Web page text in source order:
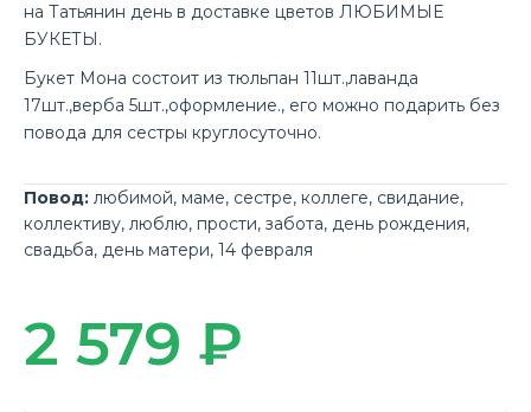
на Татьянин день в доставке цветов ЛЮБИМЫЕ
БУКЕТЫ.
Букет Мона состоит из тюльпан 11шт.,лаванда
17шт.,верба 5шт.,оформление., его можно подарить без
повода для сестры круглосуточно.
Повод: любимой, маме, сестре, коллеге, свидание,
коллективу, люблю, прости, забота, день рождения,
свадьба, день матери, 14 февраля
2 579 ₽